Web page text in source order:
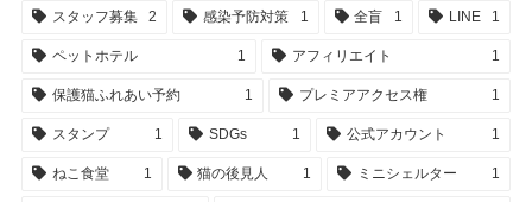
スタッフ募集 2 感染予防対策 1 全盲 1 LINE 1
ペットホテル 1 アフィリエイト 1
保護猫ふれあい予約 1 プレミアアクセス権 1
スタンプ 1 SDGs 1 公式アカウント 1
ねこ食堂 1 猫の後見人 1 ミニシェルター 1